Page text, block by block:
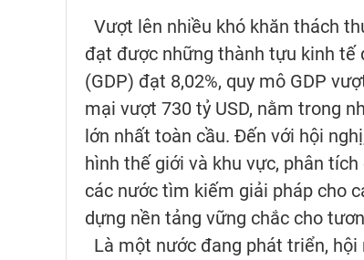
Vượt lên nhiều khó khăn thách
đạt được những thành tựu kinh tế
(GDP) đạt 8,02%, quy mô GDP
mại vượt 730 tỷ USD, nằm trong
lớn nhất toàn cầu. Đến với hội
hình thế giới và khu vực, phân
các nước tìm kiếm giải pháp cho
dựng nền tảng vững chắc cho
Là một nước đang phát triển,